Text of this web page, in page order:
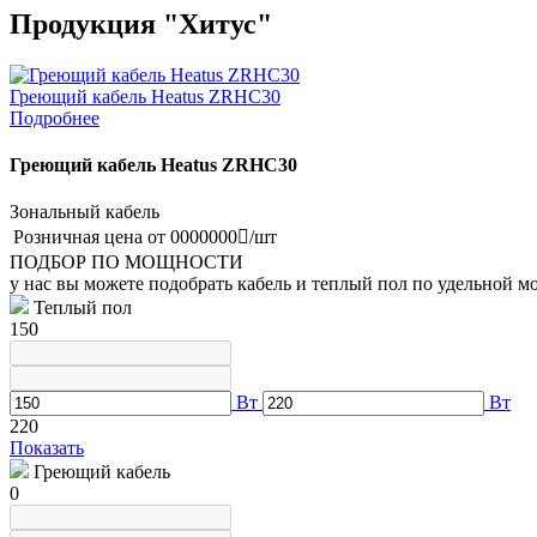
Продукция "Хитус"
Греющий кабель Heatus ZRHC30
Подробнее
Греющий кабель Heatus ZRHC30
Зональный кабель
Розничная цена от 0000000 /шт
ПОДБОР ПО МОЩНОСТИ
у нас вы можете подобрать кабель и теплый пол по удельной
Теплый пол
150
Вт
Вт
220
Показать
Греющий кабель
0